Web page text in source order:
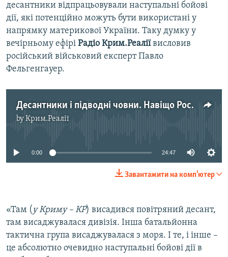
Усі сайти RFE/RL
десантники відпрацьовували наступальні бойові
дії, які потенційно можуть бути використані у
напрямку материкової України. Таку думку у
вечірньому ефірі Радіо Крим.Реаліївисловив
російський військовий експерт Павло
Фельгенгауер.
Десантники і підводні човни. Навіщо Росія грає м'язами в Чорному морі?
byКрим.Реалії
0:00 24:47
Завантажити на комп'ютер
«Там ( у Криму – КР) висадився повітряний десант,
там висаджувалася дивізія. Інша батальйонна
тактична група висаджувалася з моря. І те, і інше –
це абсолютно очевидно наступальні бойові дії в